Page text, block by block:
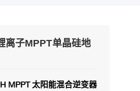
离子MPPT单晶硅地
MPPT 太阳能混合逆变器